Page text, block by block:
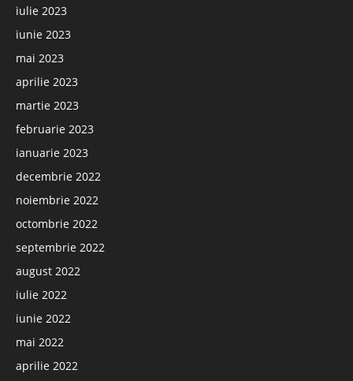
iulie 2023
iunie 2023
mai 2023
aprilie 2023
martie 2023
februarie 2023
ianuarie 2023
decembrie 2022
noiembrie 2022
octombrie 2022
septembrie 2022
august 2022
iulie 2022
iunie 2022
mai 2022
aprilie 2022